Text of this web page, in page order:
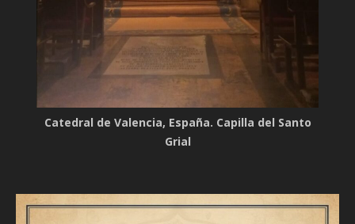
Catedral de Valencia, España. Capilla del Santo
Grial